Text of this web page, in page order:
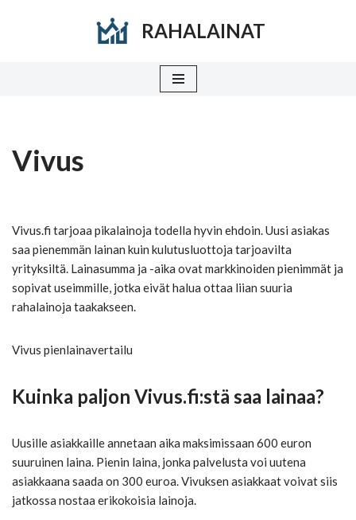
RAHALAINAT
Vivus
Vivus.fi tarjoaa pikalainoja todella hyvin ehdoin. Uusi asiakas
saa pienemmän lainan kuin kulutusluottoja tarjoavilta
yrityksiltä. Lainasumma ja -aika ovat markkinoiden pienimmät ja
sopivat useimmille, jotka eivät halua ottaa liian suuria
rahalainoja taakakseen.
Vivus pienlainavertailu
Kuinka paljon Vivus.fi:stä saa lainaa?
Uusille asiakkaille annetaan aika maksimissaan 600 euron
suuruinen laina. Pienin laina, jonka palvelusta voi uutena
asiakkaana saada on 300 euroa. Vivuksen asiakkaat voivat siis
jatkossa nostaa erikokoisia lainoja.